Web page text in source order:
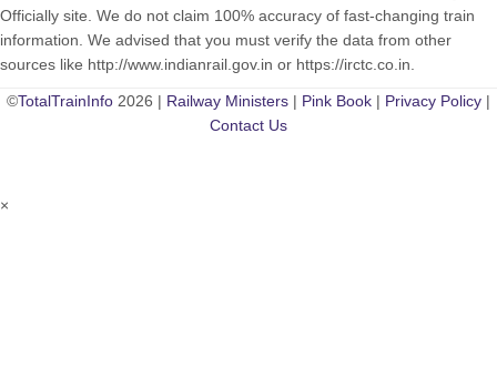
Officially site. We do not claim 100% accuracy of fast-changing train
information. We advised that you must verify the data from other
sources like http://www.indianrail.gov.in or https://irctc.co.in.
©TotalTrainInfo 2026 | Railway Ministers | Pink Book | Privacy Policy |
Contact Us
×